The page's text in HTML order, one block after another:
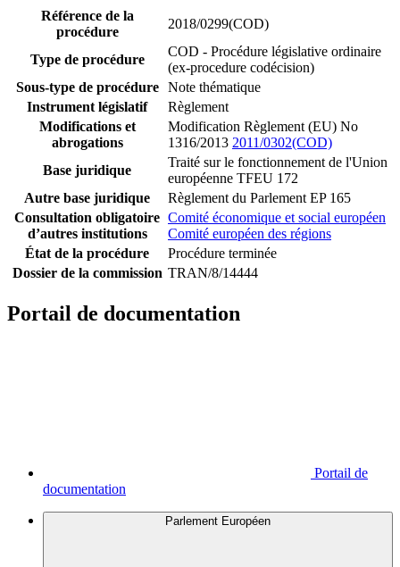
Référence de la
procédure
2018/0299(COD)
Type de procédure
COD - Procédure législative ordinaire
(ex-procedure codécision)
Sous-type de procédure
Note thématique
Instrument législatif
Règlement
Modifications et
abrogations
Modification Règlement (EU) No
1316/2013 2011/0302(COD)
Base juridique
Traité sur le fonctionnement de l'Union
européenne TFEU 172
Autre base juridique
Règlement du Parlement EP 165
Consultation obligatoire
d’autres institutions
Comité économique et social européen
Comité européen des régions
État de la procédure
Procédure terminée
Dossier de la commission TRAN/8/14444
Portail de documentation
Portail de
documentation
Parlement Européen